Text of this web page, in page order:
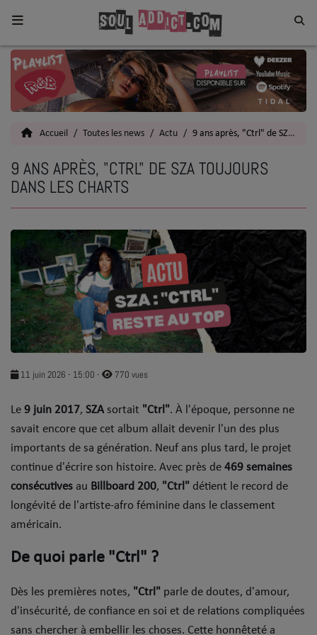
Home
Toutes les News
Actu
Interviews
Talents
Top 5
SOUL ADDICT PLAY
Flash News
Dans la Street
C quoi ton Actu ?
Dans ton Téléphone
Mic 2 Rue
Première Fois
URBAN CULTURE
Sport
Accueil Toutes les news Actu 9 ans après, "Ctrl" de SZA toujours dans les charts
9 ANS APRÈS, "CTRL" DE SZA TOUJOURS
DANS LES CHARTS
11 juin 2026 - 15:00 - 770 vues
Le 9 juin 2017, SZA sortait "Ctrl". À l'époque, personne ne
savait encore que cet album allait devenir l'un des plus
importants de sa génération. Neuf ans plus tard, le projet
continue d'écrire son histoire. Avec près de 469 semaines
consécutives au Billboard 200, "Ctrl" détient le record de
longévité de l'artiste-afro féminine dans le classement
américain.
De quoi parle "Ctrl" ?
Dès les premières notes, "Ctrl" parle de doutes, d'amour,
d'insécurité, de confiance en soi et de relations compliquées
sans chercher à embellir les choses. Cette honnêteté a